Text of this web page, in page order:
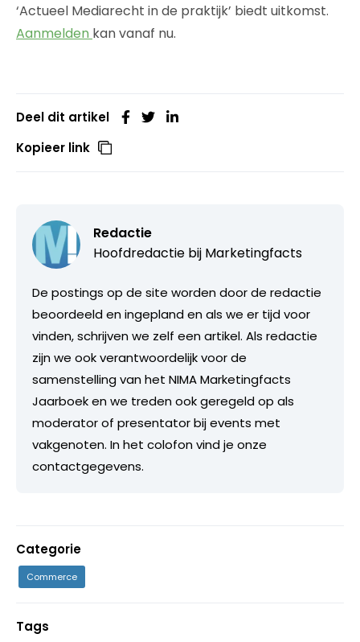
‘Actueel Mediarecht in de praktijk’ biedt uitkomst.
Aanmelden kan vanaf nu.
Deel dit artikel
Kopieer link
Redactie
Hoofdredactie bij Marketingfacts
De postings op de site worden door de redactie
beoordeeld en ingepland en als we er tijd voor
vinden, schrijven we zelf een artikel. Als redactie
zijn we ook verantwoordelijk voor de
samenstelling van het NIMA Marketingfacts
Jaarboek en we treden ook geregeld op als
moderator of presentator bij events met
vakgenoten. In het colofon vind je onze
contactgegevens.
Categorie
Commerce
Tags